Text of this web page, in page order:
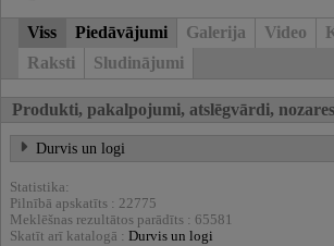
Viss Piedāvājumi Galerija Video
Raksti
Sludinājumi
Produkti, pakalpojumi, atslēgvārdi, nozares
Durvis un logi
Statistika:
Pilnībā apskatīts : 22775
Meklēšnas rezultātos parādīts : 65581
Skatīt arī katalogā : Durvis un logi